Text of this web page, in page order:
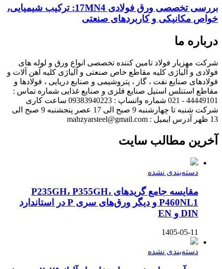
بررسی تخصصی ورق فولادی 17MN4: ترکیب شیمیایی،
خواص مکانیکی و کاربردهای صنعتی
درباره ما
شرکت مهزیار فولاد تامین کننده تخصصی انواع ورق و لوله های
فولادی و آلیاژی کلیه مقاطع خاص صنعتی و آلیاژی کلیه آهن آلات و
فولادهای صنایع نفت ، گاز ، پتروشیمی و صنایع دریایی ، فولادها و
مقاطع استنلس استیل صنایع فلزی و صنایع غذایی شماره تماس :
44449101 - 021 شماره واتساپ : 09383940223 ساعت کاری
شرکت شنبه تا چهارشنبه 9 صبح الی 17 عصر پنجشنبه 9 صبح الی
13 ظهر آدرس ایمیل : mahzyarsteel@gmail.com
آخرین مطالب سایت
دسته‌بندی نشده
مقایسه جامع گریدهای P235GH، P355GH،
P460NL1 و دیگر ورق‌های سری P در استاندارد
DIN و EN
1405-05-11
دسته‌بندی نشده